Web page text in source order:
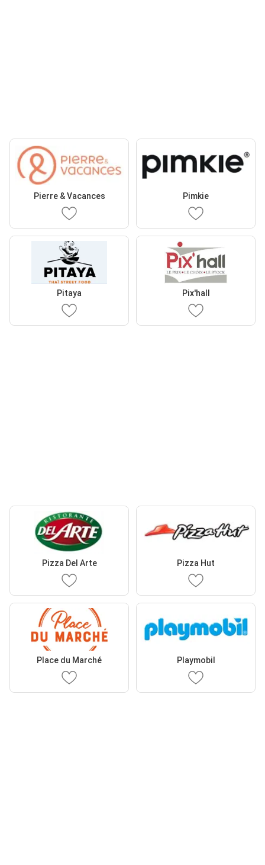
Pierre & Vacances Pimkie
Pitaya Pix'hall
Pizza Del Arte Pizza Hut
Place du Marché Playmobil